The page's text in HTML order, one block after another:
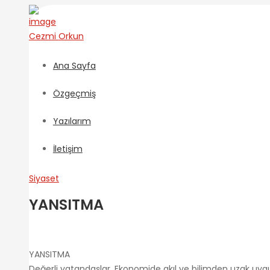
Cezmi Orkun
Ana Sayfa
Özgeçmiş
Yazılarım
İletişim
Siyaset
YANSITMA
YANSITMA